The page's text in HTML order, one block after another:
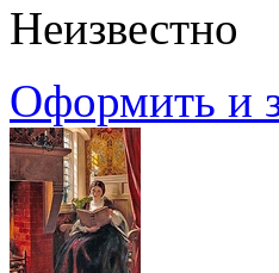
Неизвестно
Оформить и